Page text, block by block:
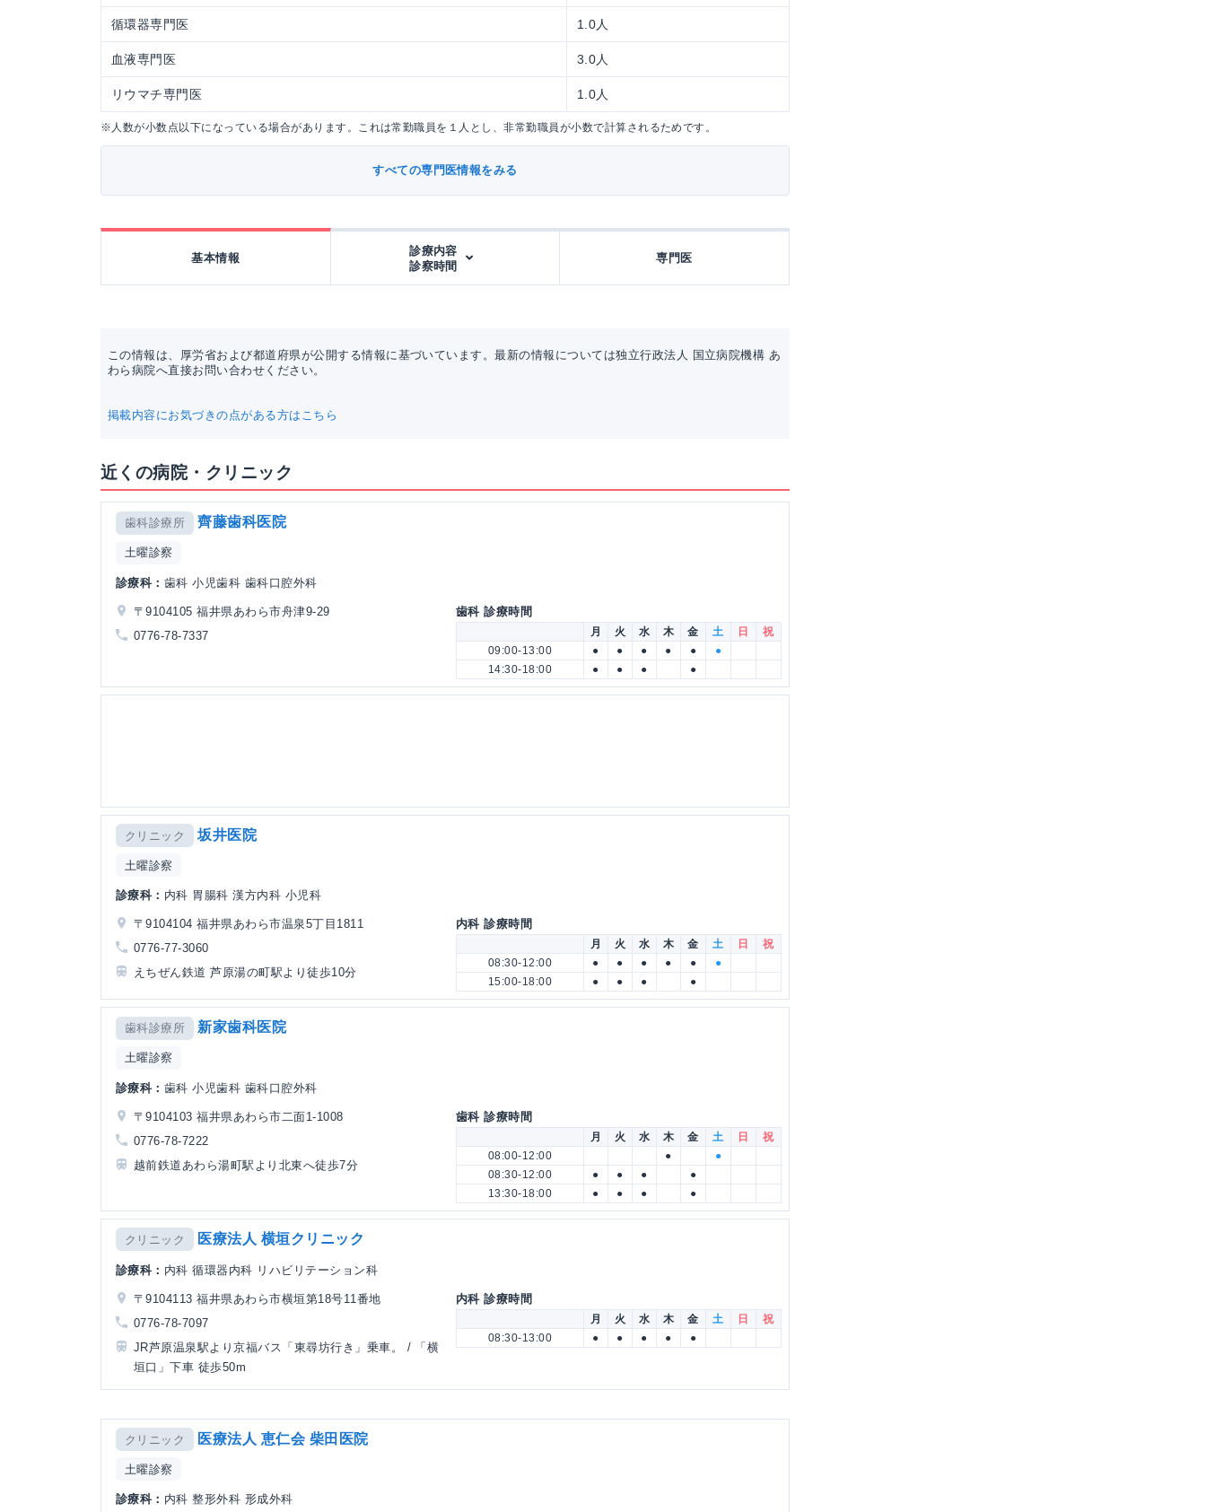
循環器専門医 1.0人
血液専門医 3.0人
リウマチ専門医 1.0人
※人数が小数点以下になっている場合があります。これは常勤職員を１人とし、非常勤職員が小数で計算されるためです。
すべての専門医情報をみる
基本情報
診療内容
診察時間
専門医
この情報は、厚労省および都道府県が公開する情報に基づいています。最新の情報については独立行政法人 国立病院機構 あ
わら病院へ直接お問い合わせください。
掲載内容にお気づきの点がある方はこちら
近くの病院・クリニック
歯科診療所 齊藤歯科医院
土曜診察
診療科： 歯科 小児歯科 歯科口腔外科
〒9104105 福井県あわら市舟津9-29
0776-78-7337
歯科 診療時間
月 火 水 木 金 土 日
祝
09:00-13:00
● ● ● ● ●
●
14:30-18:00
● ● ● ●
クリニック 坂井医院
土曜診察
診療科： 内科 胃腸科 漢方内科 小児科
〒9104104 福井県あわら市温泉5丁目1811
0776-77-3060
えちぜん鉄道 芦原湯の町駅より徒歩10分
内科 診療時間
月 火 水 木 金 土 日
祝
08:30-12:00
● ● ● ● ●
●
15:00-18:00
● ● ● ●
歯科診療所 新家歯科医院
土曜診察
診療科： 歯科 小児歯科 歯科口腔外科
〒9104103 福井県あわら市二面1-1008
0776-78-7222
越前鉄道あわら湯町駅より北東へ徒歩7分
歯科 診療時間
月 火 水 木 金 土 日
祝
08:00-12:00
●
●
08:30-12:00
● ● ●
●
13:30-18:00
● ● ● ●
クリニック 医療法人 横垣クリニック
診療科： 内科 循環器内科 リハビリテーション科
〒9104113 福井県あわら市横垣第18号11番地
0776-78-7097
JR芦原温泉駅より京福バス「東尋坊行き」乗車。 / 「横
垣口」下車 徒歩50m
内科 診療時間
月 火 水 木 金 土 日
祝
08:30-13:00
● ● ● ● ●
クリニック 医療法人 恵仁会 柴田医院
土曜診察
診療科： 内科 整形外科 形成外科